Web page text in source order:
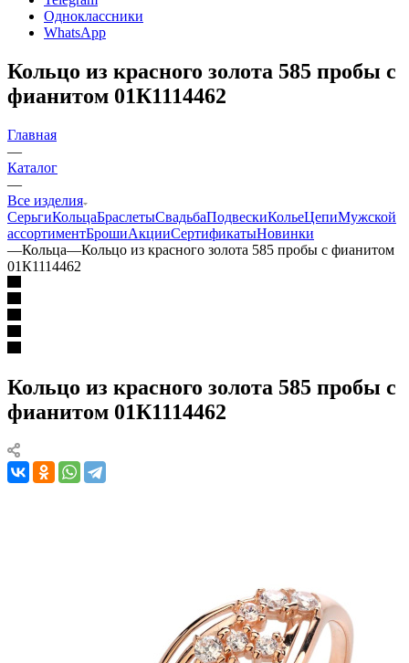
Одноклассники
WhatsApp
Кольцо из красного золота 585 пробы с
фианитом 01К1114462
Главная
—
Каталог
—
Все изделия
СерьгиКольцаБраслетыСвадьбаПодвескиКольеЦепиМужской
ассортиментБрошиАкцииСертификатыНовинки
—Кольца—Кольцо из красного золота 585 пробы с фианитом
01К1114462
Кольцо из красного золота 585 пробы с
фианитом 01К1114462